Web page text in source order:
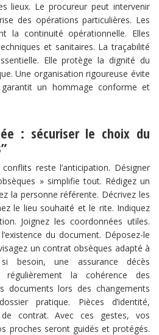
lieux. Le procureur peut intervenir
des opérations particulières. Les
la continuité opérationnelle. Elles
et sanitaires. La traçabilité
Elle protège la dignité du
Une organisation rigoureuse évite
un hommage conforme et
: sécuriser le choix du
reste l’anticipation. Désigner
» simplifie tout. Rédigez un
la personne référente. Décrivez les
le lieu souhaité et le rite. Indiquez
Joignez les coordonnées utiles.
du document. Déposez-le
un contrat obsèques adapté à
besoin, une assurance décès
régulièrement la cohérence des
documents lors des changements
pratique. Pièces d’identité,
contrat. Avec ces gestes, vos
proches seront guidés et protégés.